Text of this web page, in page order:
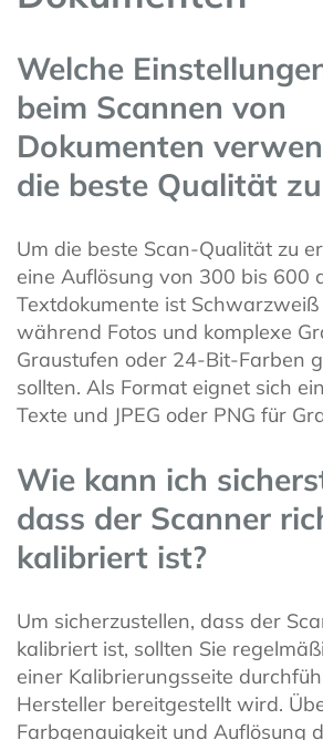
Welche
beim Scannen von
Dokumenten
die beste Qualität
Um die beste Scan-Qualität zu
eine Auflösung von 300 bis 600
Textdokumente ist Schwarzweiß
während Fotos und komplexe
Graustufen oder 24-Bit-Farben
sollten. Als Format eignet sich
Texte und JPEG oder PNG für
Wie kann ich
dass der Scanner
kalibriert ist?
Um sicherzustellen, dass der
kalibriert ist, sollten Sie
einer Kalibrierungsseite
Hersteller bereitgestellt wird.
Farbgenauigkeit und Auflösung